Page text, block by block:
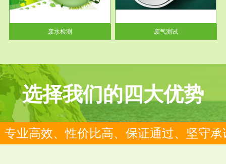
废水检测
废气和无机废气。有机废气主要
包括...
废气测试
选择我们的四大优势
专业高效、性价比高、保证通过、坚守承